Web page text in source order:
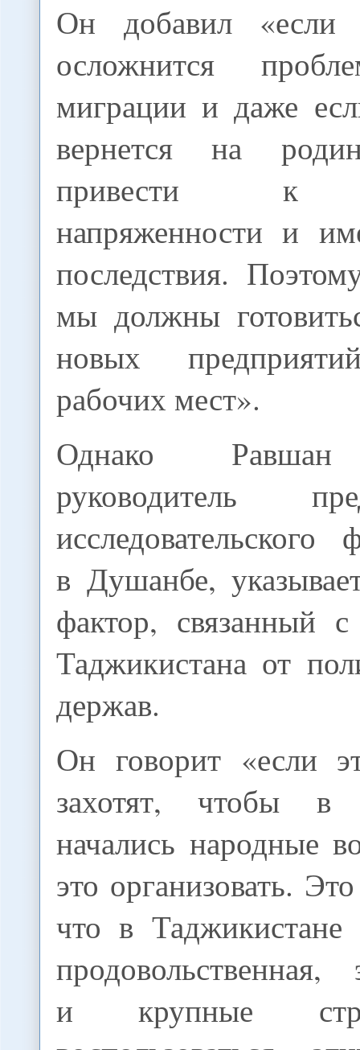
Он добавил
осложнится
миграции и даже
вернется на
привести к
напряженности и
последствия.
мы должны
новых
рабочих мест».
Однако Равшан
руководитель
исследовательского
в Душанбе,
фактор, связанный
Таджикистана от
держав.
Он говорит «если
захотят, чтобы в
начались народные
это организовать.
что в Таджикистане
продовольственная,
и крупные